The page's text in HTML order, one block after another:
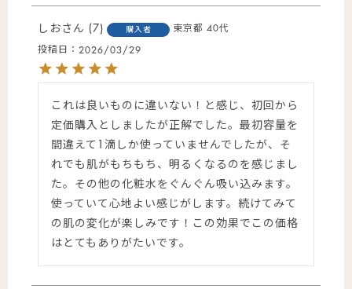
しお 7 購入者 東京都 40代
投稿日 2026/03/29
これは良いものに違いない！と感じ、初回から
定価購入としましたが正解でした。最初容量を
間違えて1滴しか使っていませんでしたが、そ
れでも肌がもちもち、明るくなるのを感じまし
た。その他の化粧水をぐんぐん吸い込みます。
使っていて心地よい感じがします。続けてみて
の肌の変化が楽しみです！この効果でこの価格
はとてもありがたいです。